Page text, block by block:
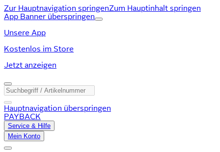
Zur Hauptnavigation springenZum Hauptinhalt springen
App Banner überspringen
Unsere App
Kostenlos im Store
Jetzt anzeigen
Hauptnavigation überspringen
PAYBACK
Service & Hilfe
Mein Konto